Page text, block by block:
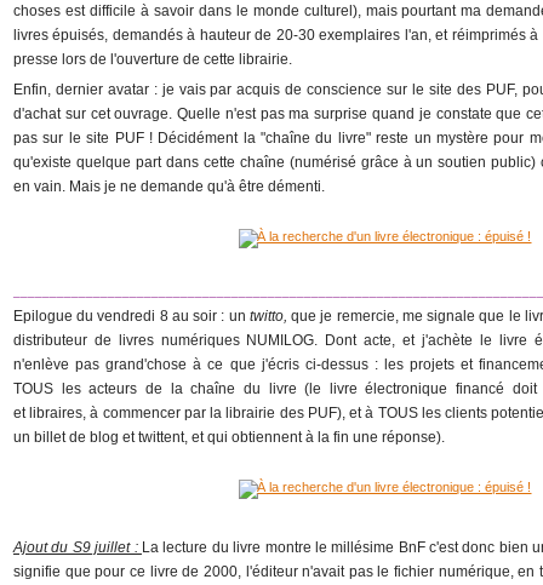
choses est difficile à savoir dans le monde culturel), mais pourtant ma
livres épuisés, demandés à hauteur de 20-30 exemplaires l'an, et réimprimés
presse lors de l'ouverture de cette librairie.
Enfin, dernier avatar : je vais par acquis de conscience sur le site des PUF,
d'achat sur cet ouvrage. Quelle n'est pas ma surprise quand je constate que
pas sur le site PUF ! Décidément la "chaîne du livre" reste un mystère pour
qu'existe quelque part dans cette chaîne (numérisé grâce à un soutien public)
en vain. Mais je ne demande qu'à être démenti.
Epilogue du vendredi 8 au soir : un twitto,que je remercie, me signale que le
distributeur de livres numériques NUMILOG. Dont acte, et j'achète le livre
n'enlève pas grand'chose à ce que j'écris ci-dessus : les projets et
TOUS les acteurs de la chaîne du livre (le livre électronique financé doit
et libraires, à commencer par la librairie des PUF), et à TOUS les clients
un billet de blog et twittent, et qui obtiennent à la fin une réponse).
Ajout du S9 juillet : La lecture du livre montre le millésime BnF c'est donc bien
signifie que pour ce livre de 2000, l'éditeur n'avait pas le fichier numérique, en